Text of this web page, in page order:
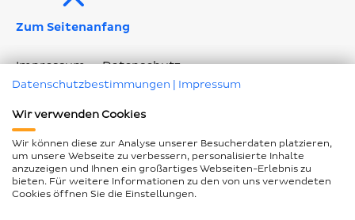
Zum Seitenanfang
Impressum
Datenschutz
Geschlechtergerechte Sprache
Barrierefreiheitserklärung
Cookie Einstellungen ändern
© Piepenbrock Service GmbH + Co. KG 2026
Datenschutzbestimmungen | Impressum
Wir verwenden Cookies
Wir können diese zur Analyse unserer Besucherdaten platzieren,
um unsere Webseite zu verbessern, personalisierte Inhalte
anzuzeigen und Ihnen ein großartiges Webseiten-Erlebnis zu
bieten. Für weitere Informationen zu den von uns verwendeten
Cookies öffnen Sie die Einstellungen.